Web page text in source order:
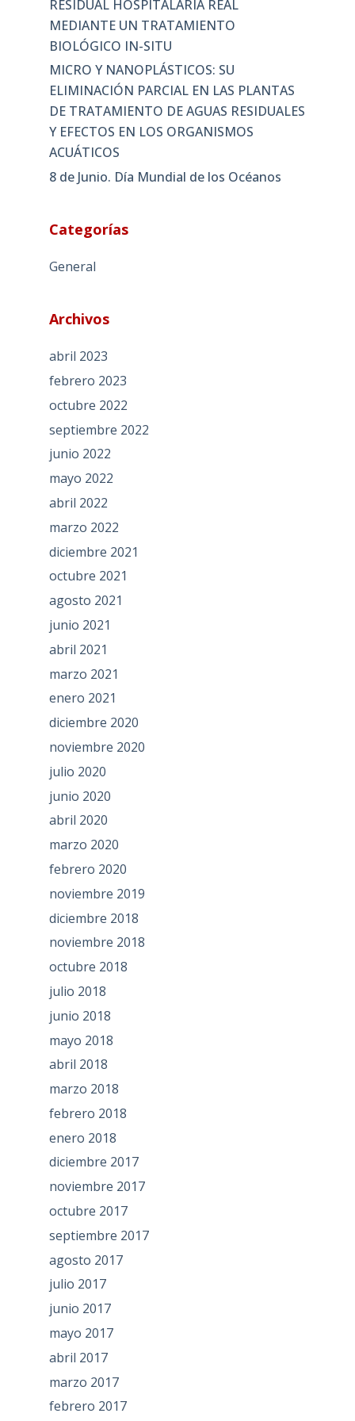
RESIDUAL HOSPITALARIA REAL
MEDIANTE UN TRATAMIENTO
BIOLÓGICO IN-SITU
MICRO Y NANOPLÁSTICOS: SU
ELIMINACIÓN PARCIAL EN LAS PLANTAS
DE TRATAMIENTO DE AGUAS RESIDUALES
Y EFECTOS EN LOS ORGANISMOS
ACUÁTICOS
8 de Junio. Día Mundial de los Océanos
Categorías
General
Archivos
abril 2023
febrero 2023
octubre 2022
septiembre 2022
junio 2022
mayo 2022
abril 2022
marzo 2022
diciembre 2021
octubre 2021
agosto 2021
junio 2021
abril 2021
marzo 2021
enero 2021
diciembre 2020
noviembre 2020
julio 2020
junio 2020
abril 2020
marzo 2020
febrero 2020
noviembre 2019
diciembre 2018
noviembre 2018
octubre 2018
julio 2018
junio 2018
mayo 2018
abril 2018
marzo 2018
febrero 2018
enero 2018
diciembre 2017
noviembre 2017
octubre 2017
septiembre 2017
agosto 2017
julio 2017
junio 2017
mayo 2017
abril 2017
marzo 2017
febrero 2017